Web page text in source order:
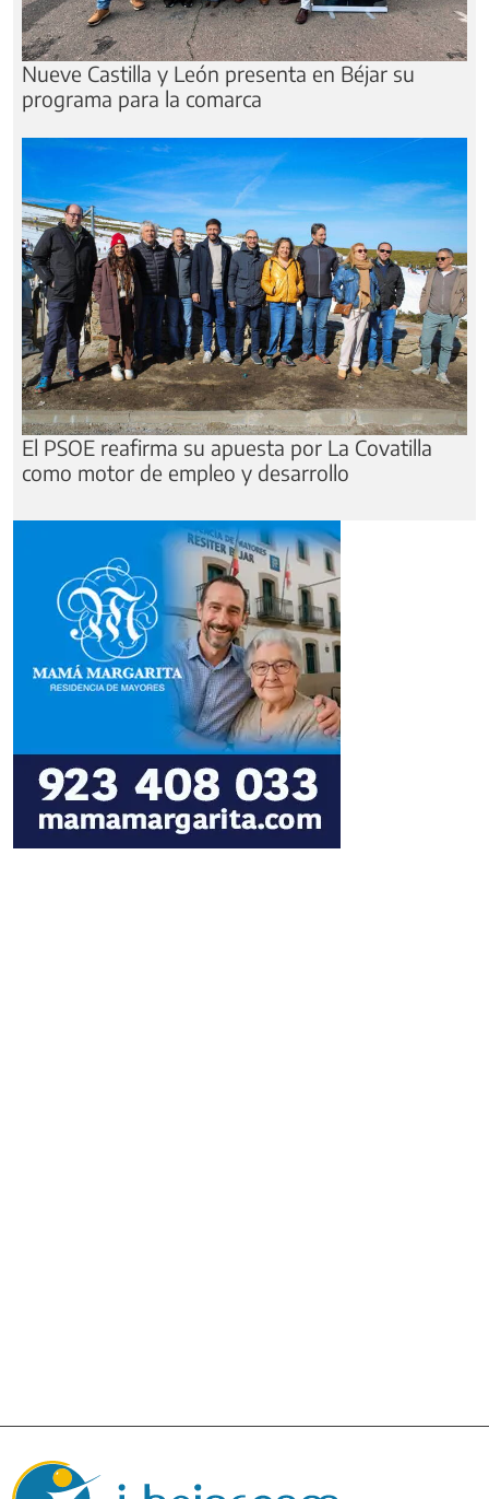
Nueve Castilla y León presenta en Béjar su
programa para la comarca
El PSOE reafirma su apuesta por La Covatilla
como motor de empleo y desarrollo